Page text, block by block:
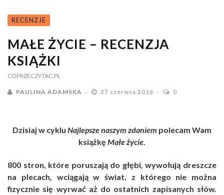
RECENZJE
MAŁE ŻYCIE – RECENZJA
KSIĄŻKI
COPRZECZYTAC.PL
PAULINA ADAMSKA 27 czerwca 2016 0
Dzisiaj w cyklu Najlepsze naszym zdaniem polecam Wam
książkę Małe życie.
800 stron, które poruszają do głębi, wywołują dreszcze
na plecach, wciągają w świat, z którego nie można
fizycznie się wyrwać aż do ostatnich zapisanych słów.